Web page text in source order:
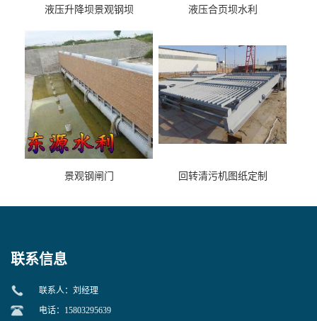
液压升降坝景观钢坝 液压合页坝水利
景观钢闸门 回转清污机图纸定制
联系信息
联系人：刘经理
电话：15803295639